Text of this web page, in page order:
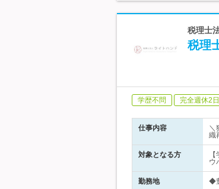
税理士
税理
学歴不問 完全週休2
仕事内容
＼
織
対象となる方
ウ
勤務地 ◆